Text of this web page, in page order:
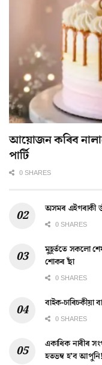
আয়োজন কৰিব
পাৰ্টি
0 SHARES
অসমৰ এইগৰাকী
0 SHARES
মুহূৰ্ততে সকলো
শোকৰ ছাঁ
0 SHARES
বাইক-চাৰিচকীয়া
0 SHARES
একাধিক নাৰীৰ
হতভম্ব হ’ব আপুনি!